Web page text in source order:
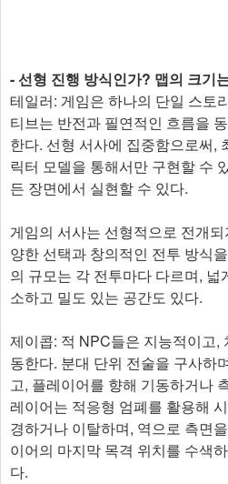
- 선형 진행 방식인가? 맵의 크기
테일러: 게임은 하나의 단일 스토
티브는 반전과 필연적인 흐름을
한다. 선형 서사에 집중함으로써,
릭터 모델을 통해서만 구현할 수
든 장면에서 실현할 수 있다.
게임의 서사는 선형적으로 전개
양한 선택과 창의적인 전투 방식
의 규모는 각 전투마다 다르며, 넓
소하고 밀도 있는 공간도 있다.
제이콥: 적 NPC들은 지능적이고,
동한다. 분대 단위 전술을 구사하
고, 플레이어를 향해 기동하거나
레이어는 적응형 엄폐를 활용해
경하거나 이탈하며, 역으로 측면
이어의 마지막 목격 위치를 수색
다.